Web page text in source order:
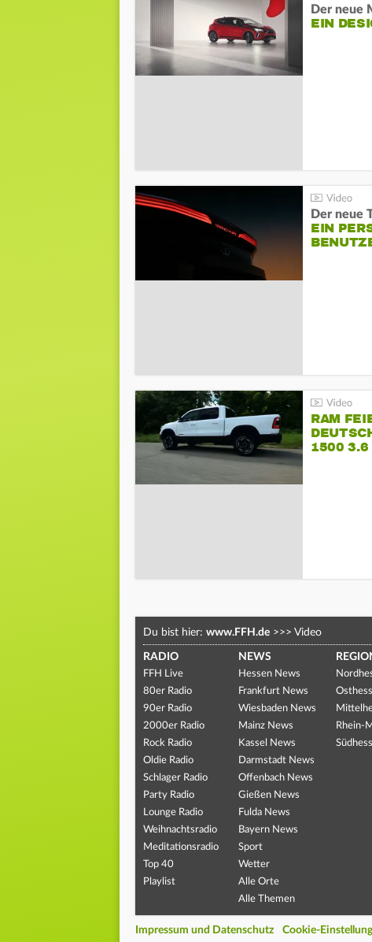
Der neue
EIN
Der neue
EIN
RAM
1500 3.6
Du bist hier: www.FFH.de >>> Video
RADIO
FFH Live
80er Radio
90er Radio
2000er Radio
Rock Radio
Oldie Radio
Schlager Radio
Party Radio
Lounge Radio
Weihnachtsradio
Meditationsradio
Top 40
Playlist
NEWS
Hessen News
Frankfurt News
Wiesbaden News
Mainz News
Kassel News
Darmstadt News
Offenbach News
Gießen News
Fulda News
Bayern News
Sport
Wetter
Alle Orte
Alle Themen
Rhein-
Impressum und Datenschutz Cookie-